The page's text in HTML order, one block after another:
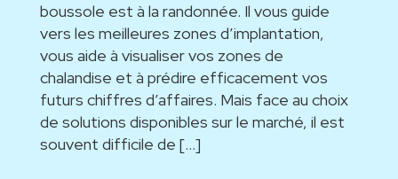
boussole est à la randonnée. Il vous guide
vers les meilleures zones d’implantation,
vous aide à visualiser vos zones de
chalandise et à prédire efficacement vos
futurs chiffres d’affaires. Mais face au choix
de solutions disponibles sur le marché, il est
souvent difficile de […]